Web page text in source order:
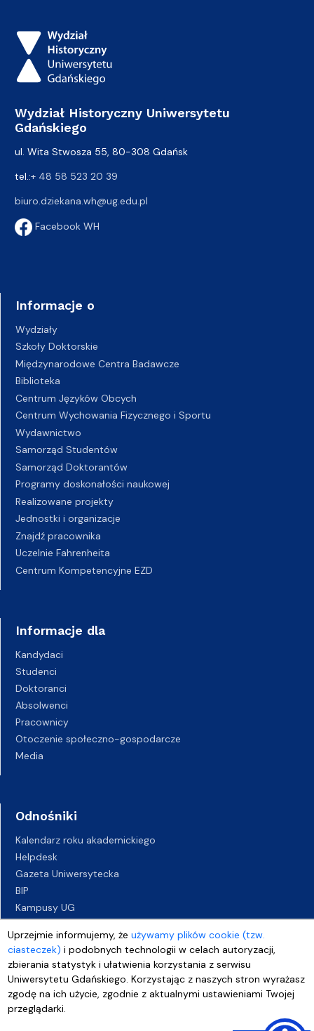
Uprzejmie informujemy, żeużywamy plików cookie (tzw.
ciasteczek) i podobnych technologii w celach autoryzacji,
zbierania statystyk i ułatwienia korzystania z serwisu
Uniwersytetu Gdańskiego. Korzystając z naszych stron wyrażasz
zgodę na ich użycie, zgodnie z aktualnymi ustawieniami Twojej
przeglądarki.
Wydział Historyczny Uniwersytetu
Gdańskiego
ul. Wita Stwosza 55, 80-308 Gdańsk
tel.:+ 48 58 523 20 39
biuro.dziekana.wh@ug.edu.pl
Facebook WH
Informacje o
Wydziały
Szkoły Doktorskie
Międzynarodowe Centra Badawcze
Biblioteka
Centrum Języków Obcych
Centrum Wychowania Fizycznego i Sportu
Wydawnictwo
Samorząd Studentów
Samorząd Doktorantów
Programy doskonałości naukowej
Realizowane projekty
Jednostki i organizacje
Znajdź pracownika
Uczelnie Fahrenheita
Centrum Kompetencyjne EZD
Informacje dla
Kandydaci
Studenci
Doktoranci
Absolwenci
Pracownicy
Otoczenie społeczno-gospodarcze
Media
Odnośniki
Kalendarz roku akademickiego
Helpdesk
Gazeta Uniwersytecka
BIP
Kampusy UG
Biuro Karier UG
Oferty pracy
Deklaracja dostępności